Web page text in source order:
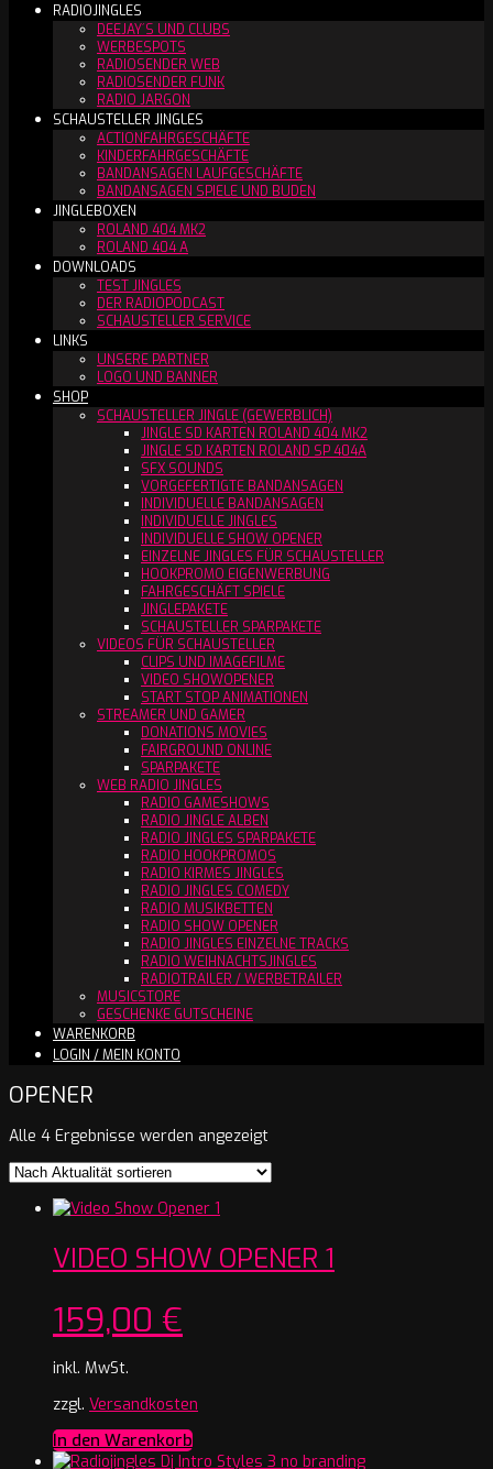
RADIOJINGLES
DEEJAY´S UND CLUBS
WERBESPOTS
RADIOSENDER WEB
RADIOSENDER FUNK
RADIO JARGON
SCHAUSTELLER JINGLES
ACTIONFAHRGESCHÄFTE
KINDERFAHRGESCHÄFTE
BANDANSAGEN LAUFGESCHÄFTE
BANDANSAGEN SPIELE UND BUDEN
JINGLEBOXEN
ROLAND 404 MK2
ROLAND 404 A
DOWNLOADS
TEST JINGLES
DER RADIOPODCAST
SCHAUSTELLER SERVICE
LINKS
UNSERE PARTNER
LOGO UND BANNER
SHOP
SCHAUSTELLER JINGLE (GEWERBLICH)
JINGLE SD KARTEN ROLAND 404 MK2
JINGLE SD KARTEN ROLAND SP 404A
SFX SOUNDS
VORGEFERTIGTE BANDANSAGEN
INDIVIDUELLE BANDANSAGEN
INDIVIDUELLE JINGLES
INDIVIDUELLE SHOW OPENER
EINZELNE JINGLES FÜR SCHAUSTELLER
HOOKPROMO EIGENWERBUNG
FAHRGESCHÄFT SPIELE
JINGLEPAKETE
SCHAUSTELLER SPARPAKETE
VIDEOS FÜR SCHAUSTELLER
CLIPS UND IMAGEFILME
VIDEO SHOWOPENER
START STOP ANIMATIONEN
STREAMER UND GAMER
DONATIONS MOVIES
FAIRGROUND ONLINE
SPARPAKETE
WEB RADIO JINGLES
RADIO GAMESHOWS
RADIO JINGLE ALBEN
RADIO JINGLES SPARPAKETE
RADIO HOOKPROMOS
RADIO KIRMES JINGLES
RADIO JINGLES COMEDY
RADIO MUSIKBETTEN
RADIO SHOW OPENER
RADIO JINGLES EINZELNE TRACKS
RADIO WEIHNACHTSJINGLES
RADIOTRAILER / WERBETRAILER
MUSICSTORE
GESCHENKE GUTSCHEINE
WARENKORB
LOGIN / MEIN KONTO
OPENER
Alle 4 Ergebnisse werden angezeigtNach
sortiert
VIDEO SHOW OPENER 1
159,00 €
inkl. MwSt.
zzgl. Versandkosten
In den Warenkorb